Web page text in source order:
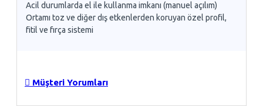
Acil durumlarda el ile kullanma imkanı (manuel açılım)
Ortamı toz ve diğer dış etkenlerden koruyan özel profil,
fitil ve fırça sistemi
Müşteri Yorumları